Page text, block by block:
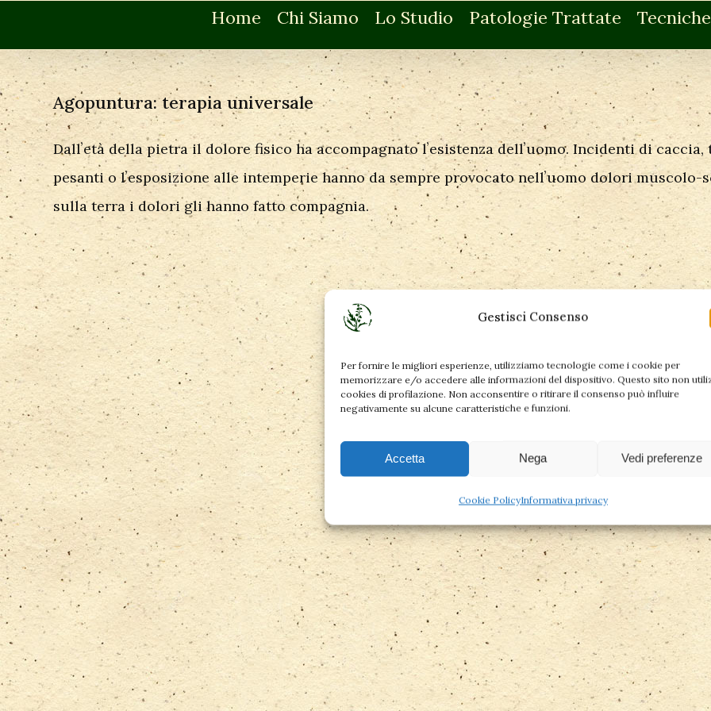
Gestisci Consenso
Per fornire le migliori esperienze, utilizziamo tecnologie come i cookie per
memorizzare e/o accedere alle informazioni del dispositivo. Questo sito non
cookies di profilazione. Non acconsentire o ritirare il consenso può influire
negativamente su alcune caratteristiche e funzioni.
Accetta Nega Vedi preferenze
Cookie PolicyInformativa privacy
Home Chi Siamo Lo Studio Patologie Trattate Tecniche
Agopuntura: terapia universale
Dallʼetà della pietra il dolore fisico ha accompagnato lʼesistenza dellʼuomo. Incidenti di
pesanti o lʼesposizione alle intemperie hanno da sempre provocato nellʼuomo dolori muscolo-
sulla terra i dolori gli hanno fatto compagnia.